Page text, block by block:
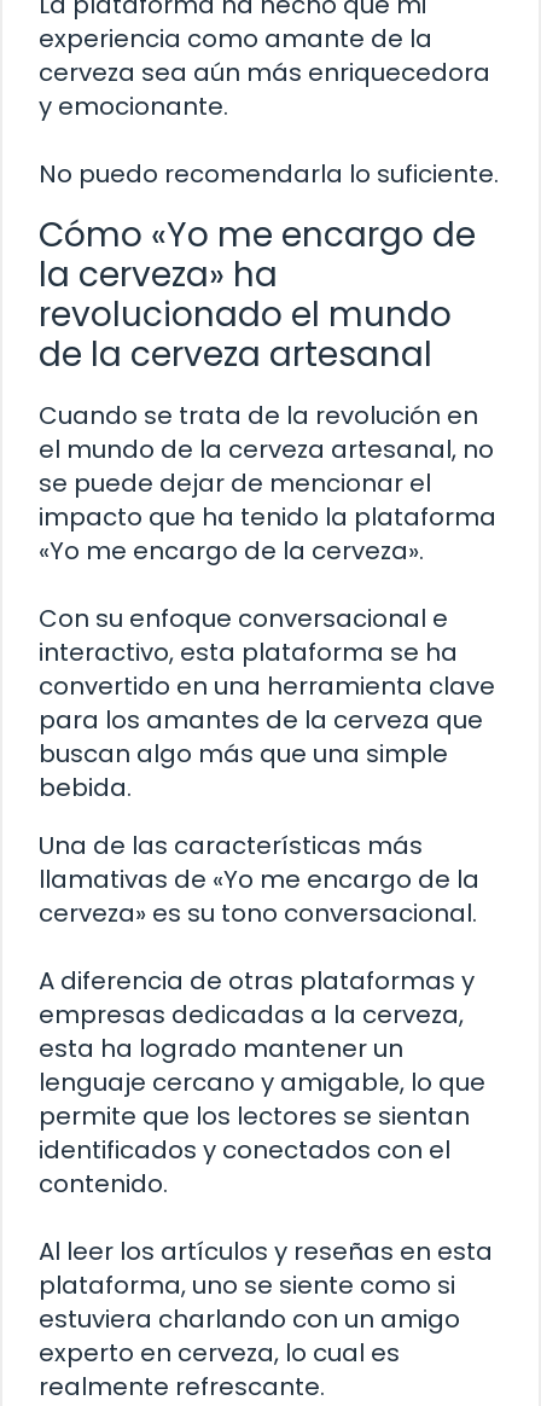
experiencia como amante de la
cerveza sea aún más enriquecedora
y emocionante.
No puedo recomendarla lo suficiente.
Cómo «Yo me encargo de
la cerveza» ha
revolucionado el mundo
de la cerveza artesanal
Cuando se trata de la revolución en
el mundo de la cerveza artesanal, no
se puede dejar de mencionar el
impacto que ha tenido la plataforma
«Yo me encargo de la cerveza».
Con su enfoque conversacional e
interactivo, esta plataforma se ha
convertido en una herramienta clave
para los amantes de la cerveza que
buscan algo más que una simple
bebida.
Una de las características más
llamativas de «Yo me encargo de la
cerveza» es su tono conversacional.
A diferencia de otras plataformas y
empresas dedicadas a la cerveza,
esta ha logrado mantener un
lenguaje cercano y amigable, lo que
permite que los lectores se sientan
identificados y conectados con el
contenido.
Al leer los artículos y reseñas en esta
plataforma, uno se siente como si
estuviera charlando con un amigo
experto en cerveza, lo cual es
realmente refrescante.